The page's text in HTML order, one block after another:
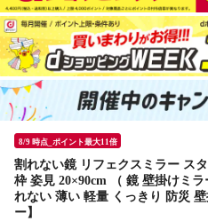
8/9 時点_ポイント最大11倍
割れない鏡 リフェクスミラー ス
枠 姿見 20×90cm （ 鏡 壁掛けミ
れない 薄い 軽量 くっきり 防災
ー】